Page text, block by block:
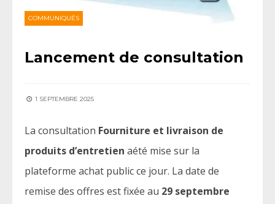
COMMUNIQUÉS
Lancement de consultation
1 SEPTEMBRE 2025
La consultation Fourniture et livraison de
produits d’entretien aété mise sur la
plateforme achat public ce jour. La date de
remise des offres est fixée au 29 septembre